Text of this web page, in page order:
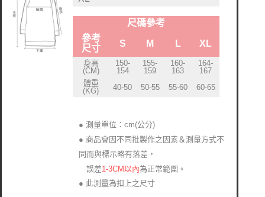
尺碼參考
參考
尺寸
S M L XL
身高
(CM)
150-
154
155-
159
160-
163
164-
167
體重
(KG)
40-50 50-55 55-60 60-65
● 測量單位：cm(公分)
● 商品會因不同批製作之因素＆測量方式不
同而與標示略有落差 ，
誤差1-3CM以內為正常範圍。
● 此測量為扣上之尺寸